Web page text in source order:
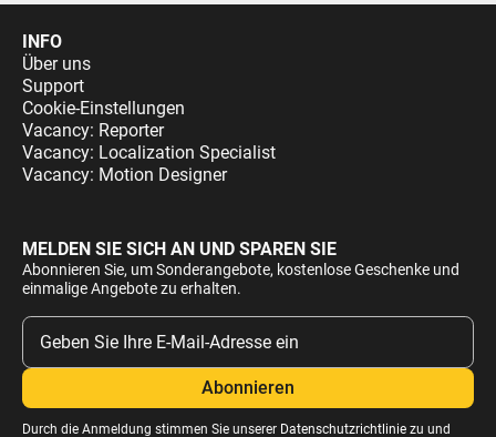
INFO
Über uns
Support
Cookie-Einstellungen
Vacancy: Reporter
Vacancy: Localization Specialist
Vacancy: Motion Designer
MELDEN SIE SICH AN UND SPAREN SIE
Abonnieren Sie, um Sonderangebote, kostenlose Geschenke und
einmalige Angebote zu erhalten.
Durch die Anmeldung stimmen Sie unserer Datenschutzrichtliniezu und